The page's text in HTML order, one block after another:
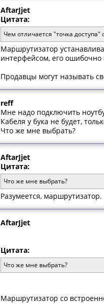
AftarJjet
Цитата:
Чем отличается "точка
Маршрутизатор
интерфейсом, его ошибочно
Продавцы могут называть
reff
Мне надо подключить
Кабеля у бука не будет,
Что же мне выбрать?
AftarJjet
Цитата:
Что же мне выбрать?
Разумеется, маршрутизатор.
AftarJjet
Цитата:
Что же мне выбрать?
Маршрутизатор со